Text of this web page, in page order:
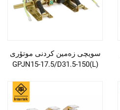
سویچی زەمین کردنی موتۆری
GPJN15-17.5/D31.5-150(L)